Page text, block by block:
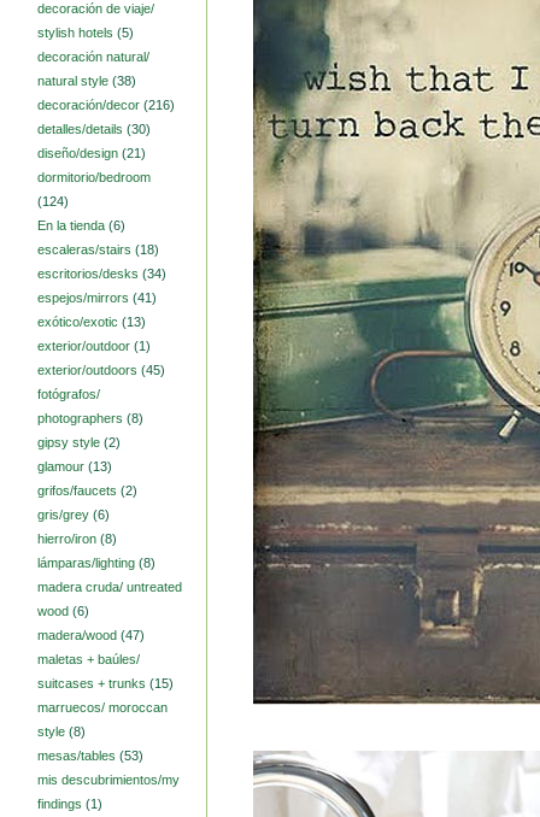
decoración de viaje/
stylish hotels (5)
decoración natural/
natural style (38)
decoración/decor (216)
detalles/details (30)
diseño/design (21)
dormitorio/bedroom
(124)
En la tienda (6)
escaleras/stairs (18)
escritorios/desks (34)
espejos/mirrors (41)
exótico/exotic (13)
exterior/outdoor (1)
exterior/outdoors (45)
fotógrafos/
photographers (8)
gipsy style (2)
glamour (13)
grifos/faucets (2)
gris/grey (6)
hierro/iron (8)
lámparas/lighting (8)
madera cruda/ untreated
wood (6)
madera/wood (47)
maletas + baúles/
suitcases + trunks (15)
marruecos/ moroccan
style (8)
mesas/tables (53)
mis descubrimientos/my
findings (1)